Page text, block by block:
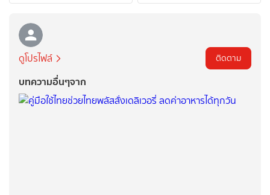
ดูโปรไฟล์ ติดตาม
บทความอื่นๆจาก